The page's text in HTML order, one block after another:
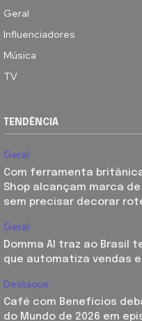
Geral
Influenciadores
Música
TV
TENDÊNCIA
Geral
Com ferramenta
Shop alcançam marca de
sem precisar decorar
Geral
Domma AI traz ao Brasil
que automatiza vendas
Destaque
Café com Benefícios
do Mundo de 2026 em